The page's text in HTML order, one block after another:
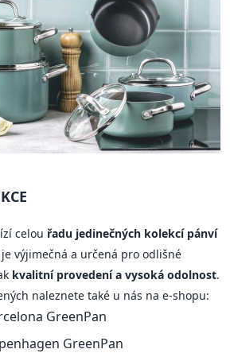
celou řadu jedinečných kolekcí pánví
výjimečná a určená pro odlišné
kvalitní provedení a vysoká odolnost.
naleznete také u nás na e-shopu:
GreenPan
GreenPan